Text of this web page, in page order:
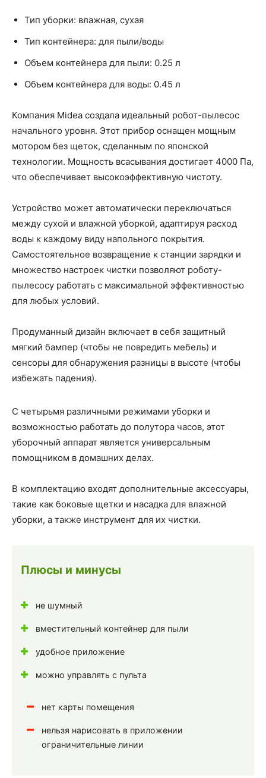
Тип уборки: влажная, сухая
Тип контейнера: для пыли/воды
Объем контейнера для пыли: 0.25 л
Объем контейнера для воды: 0.45 л
Компания Midea создала идеальный робот-пылесос
начального уровня. Этот прибор оснащен мощным
мотором без щеток, сделанным по японской
технологии. Мощность всасывания достигает 4000 Па,
что обеспечивает высокоэффективную чистоту.
Устройство может автоматически переключаться
между сухой и влажной уборкой, адаптируя расход
воды к каждому виду напольного покрытия.
Самостоятельное возвращение к станции зарядки и
множество настроек чистки позволяют роботу-
пылесосу работать с максимальной эффективностью
для любых условий.
Продуманный дизайн включает в себя защитный
мягкий бампер (чтобы не повредить мебель) и
сенсоры для обнаружения разницы в высоте (чтобы
избежать падения).
С четырьмя различными режимами уборки и
возможностью работать до полутора часов, этот
уборочный аппарат является универсальным
помощником в домашних делах.
В комплектацию входят дополнительные аксессуары,
такие как боковые щетки и насадка для влажной
уборки, а также инструмент для их чистки.
Плюсы и минусы
не шумный
вместительный контейнер для пыли
удобное приложение
можно управлять с пульта
нет карты помещения
нельзя нарисовать в приложении
ограничительные линии